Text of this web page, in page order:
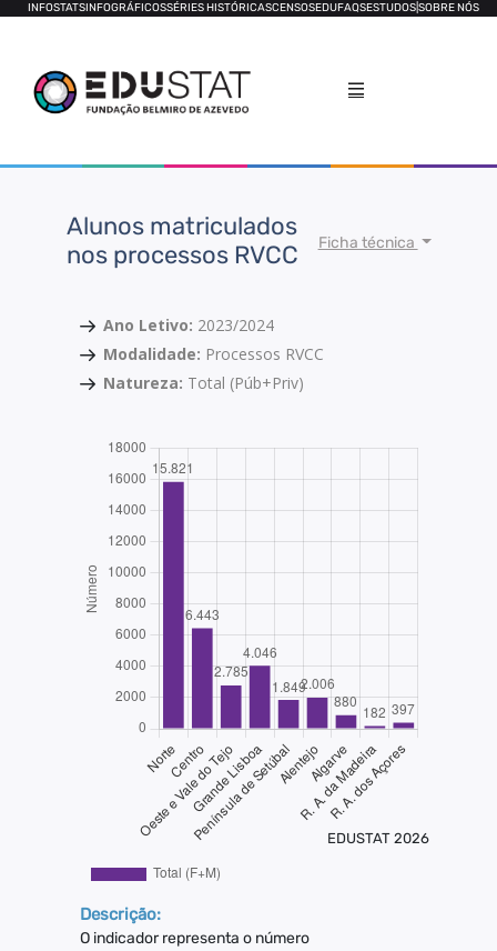
INFOSTATSINFOGRÁFICOSSÉRIES HISTÓRICASCENSOSEDUFAQSESTUDOSSOBRE NÓS
Alunos matriculados
nos processos RVCC
Ficha técnica
Ano Letivo: 2023/2024
Modalidade: Processos RVCC
Natureza: Total (Púb+Priv)
EDUSTAT 2026
Descrição:
O indicador representa o número